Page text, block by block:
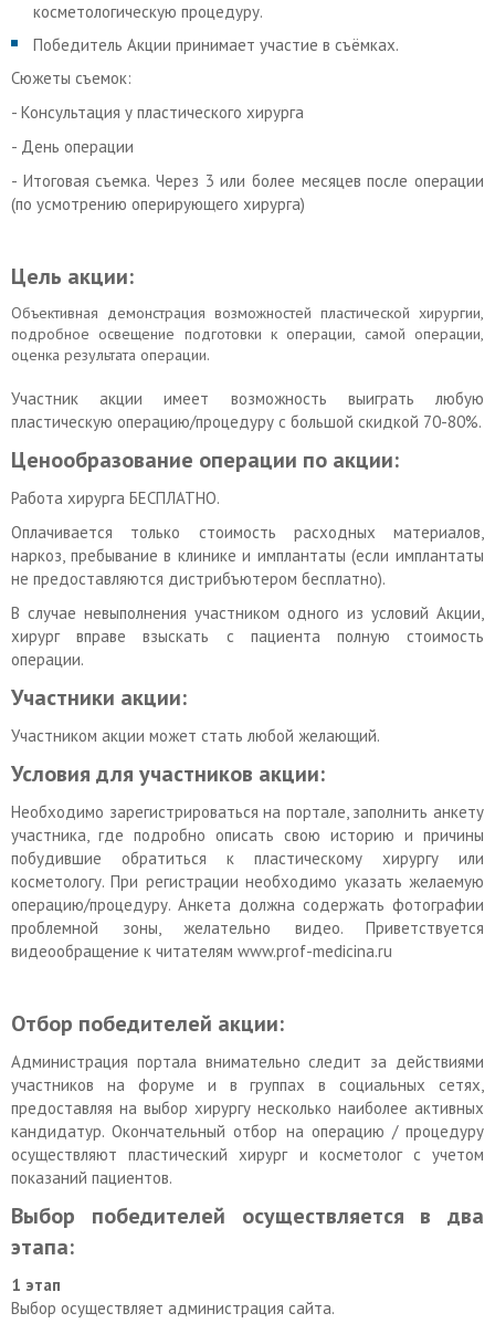
косметологическую процедуру.
Победитель Акции принимает участие в съёмках.
Сюжеты съемок:
- Консультация у пластического хирурга
- День операции
- Итоговая съемка. Через 3 или более месяцев после операции
(по усмотрению оперирующего хирурга)
Цель акции:
Объективная демонстрация возможностей пластической хирургии,
подробное освещение подготовки к операции, самой операции,
оценка результата операции.
Участник акции имеет возможность выиграть любую
пластическую операцию/процедуру с большой скидкой 70-80%.
Ценообразование операции по акции:
Работа хирурга БЕСПЛАТНО.
Оплачивается только стоимость расходных материалов,
наркоз, пребывание в клинике и имплантаты (если имплантаты
не предоставляются дистрибъютером бесплатно).
В случае невыполнения участником одного из условий Акции,
хирург вправе взыскать с пациента полную стоимость
операции.
Участники акции:
Участником акции может стать любой желающий.
Условия для участников акции:
Необходимо зарегистрироваться на портале, заполнить анкету
участника, где подробно описать свою историю и причины
побудившие обратиться к пластическому хирургу или
косметологу. При регистрации необходимо указать желаемую
операцию/процедуру. Анкета должна содержать фотографии
проблемной зоны, желательно видео. Приветствуется
видеообращение к читателям www.prof-medicina.ru
Отбор победителей акции:
Администрация портала внимательно следит за действиями
участников на форуме и в группах в социальных сетях,
предоставляя на выбор хирургу несколько наиболее активных
кандидатур. Окончательный отбор на операцию / процедуру
осуществляют пластический хирург и косметолог с учетом
показаний пациентов.
Выбор победителей осуществляется в два
этапа:
1 этап
Выбор осуществляет администрация сайта.